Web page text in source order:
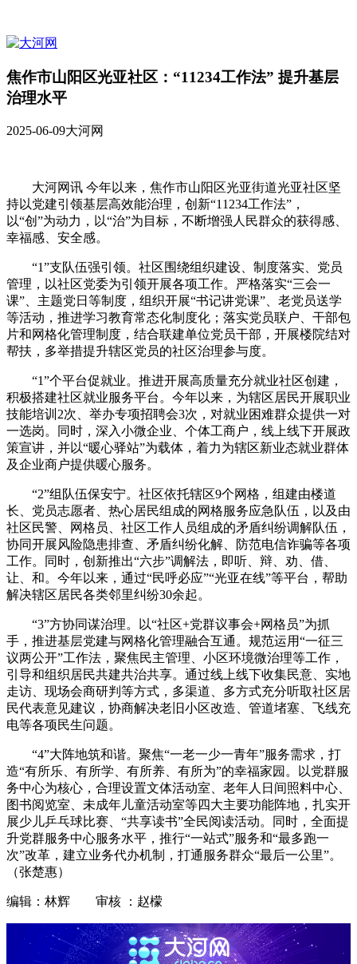
焦作市山阳区光亚社区：“11234工作法” 提升基层
治理水平
2025-06-09大河网
大河网讯 今年以来，焦作市山阳区光亚街道光亚社区坚
持以党建引领基层高效能治理，创新“11234工作法”，
以“创”为动力，以“治”为目标，不断增强人民群众的获得感、
幸福感、安全感。
“1”支队伍强引领。社区围绕组织建设、制度落实、党员
管理，以社区党委为引领开展各项工作。严格落实“三会一
课”、主题党日等制度，组织开展“书记讲党课”、老党员送学
等活动，推进学习教育常态化制度化；落实党员联户、干部包
片和网格化管理制度，结合联建单位党员干部，开展楼院结对
帮扶，多举措提升辖区党员的社区治理参与度。
“1”个平台促就业。推进开展高质量充分就业社区创建，
积极搭建社区就业服务平台。今年以来，为辖区居民开展职业
技能培训2次、举办专项招聘会3次，对就业困难群众提供一对
一选岗。同时，深入小微企业、个体工商户，线上线下开展政
策宣讲，并以“暖心驿站”为载体，着力为辖区新业态就业群体
及企业商户提供暖心服务。
“2”组队伍保安宁。社区依托辖区9个网格，组建由楼道
长、党员志愿者、热心居民组成的网格服务应急队伍，以及由
社区民警、网格员、社区工作人员组成的矛盾纠纷调解队伍，
协同开展风险隐患排查、矛盾纠纷化解、防范电信诈骗等各项
工作。同时，创新推出“六步”调解法，即听、辩、劝、借、
让、和。今年以来，通过“民呼必应”“光亚在线”等平台，帮助
解决辖区居民各类邻里纠纷30余起。
“3”方协同谋治理。以“社区+党群议事会+网格员”为抓
手，推进基层党建与网格化管理融合互通。规范运用“一征三
议两公开”工作法，聚焦民主管理、小区环境微治理等工作，
引导和组织居民共建共治共享。通过线上线下收集民意、实地
走访、现场会商研判等方式，多渠道、多方式充分听取社区居
民代表意见建议，协商解决老旧小区改造、管道堵塞、飞线充
电等各项民生问题。
“4”大阵地筑和谐。聚焦“一老一少一青年”服务需求，打
造“有所乐、有所学、有所养、有所为”的幸福家园。以党群服
务中心为核心，合理设置文体活动室、老年人日间照料中心、
图书阅览室、未成年儿童活动室等四大主要功能阵地，扎实开
展少儿乒乓球比赛、“共享读书”全民阅读活动。同时，全面提
升党群服务中心服务水平，推行“一站式”服务和“最多跑一
次”改革，建立业务代办机制，打通服务群众“最后一公里”。
（张楚惠）
编辑：林辉 审核 ：赵檬